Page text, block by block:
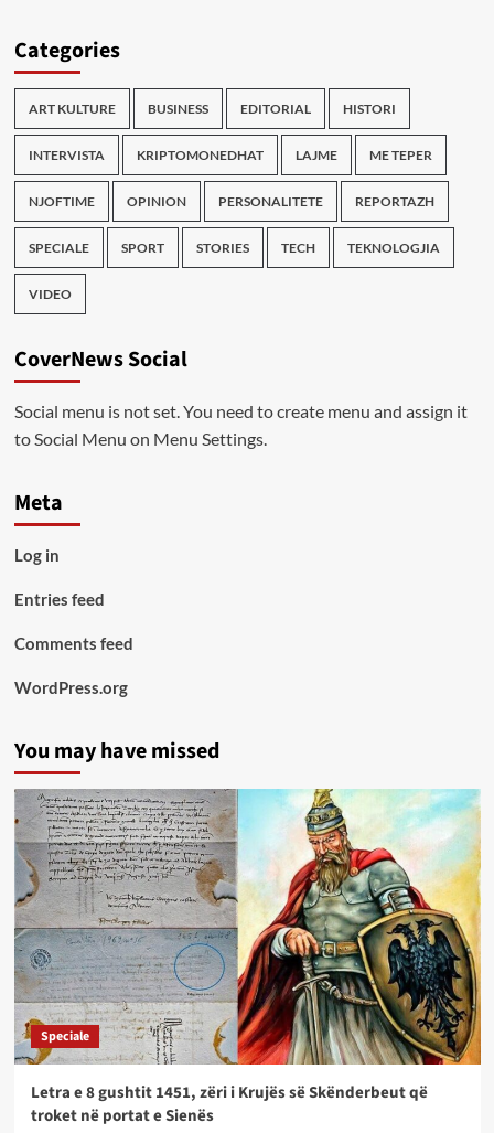
Categories
ART KULTURE BUSINESS EDITORIAL HISTORI
INTERVISTA KRIPTOMONEDHAT LAJME ME TEPER
NJOFTIME OPINION PERSONALITETE REPORTAZH
SPECIALE SPORT STORIES TECH TEKNOLOGJIA
VIDEO
CoverNews Social
Social menu is not set. You need to create menu and assign it
to Social Menu on Menu Settings.
Meta
Log in
Entries feed
Comments feed
WordPress.org
You may have missed
Speciale
Letra e 8 gushtit 1451, zëri i Krujës së Skënderbeut që
troket në portat e Sienës